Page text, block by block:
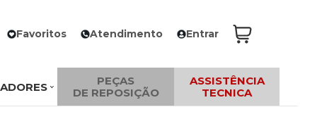
Favoritos Atendimento Entrar
PEÇAS
DE REPOSIÇÃO
ASSISTÊNCIA
TECNICA